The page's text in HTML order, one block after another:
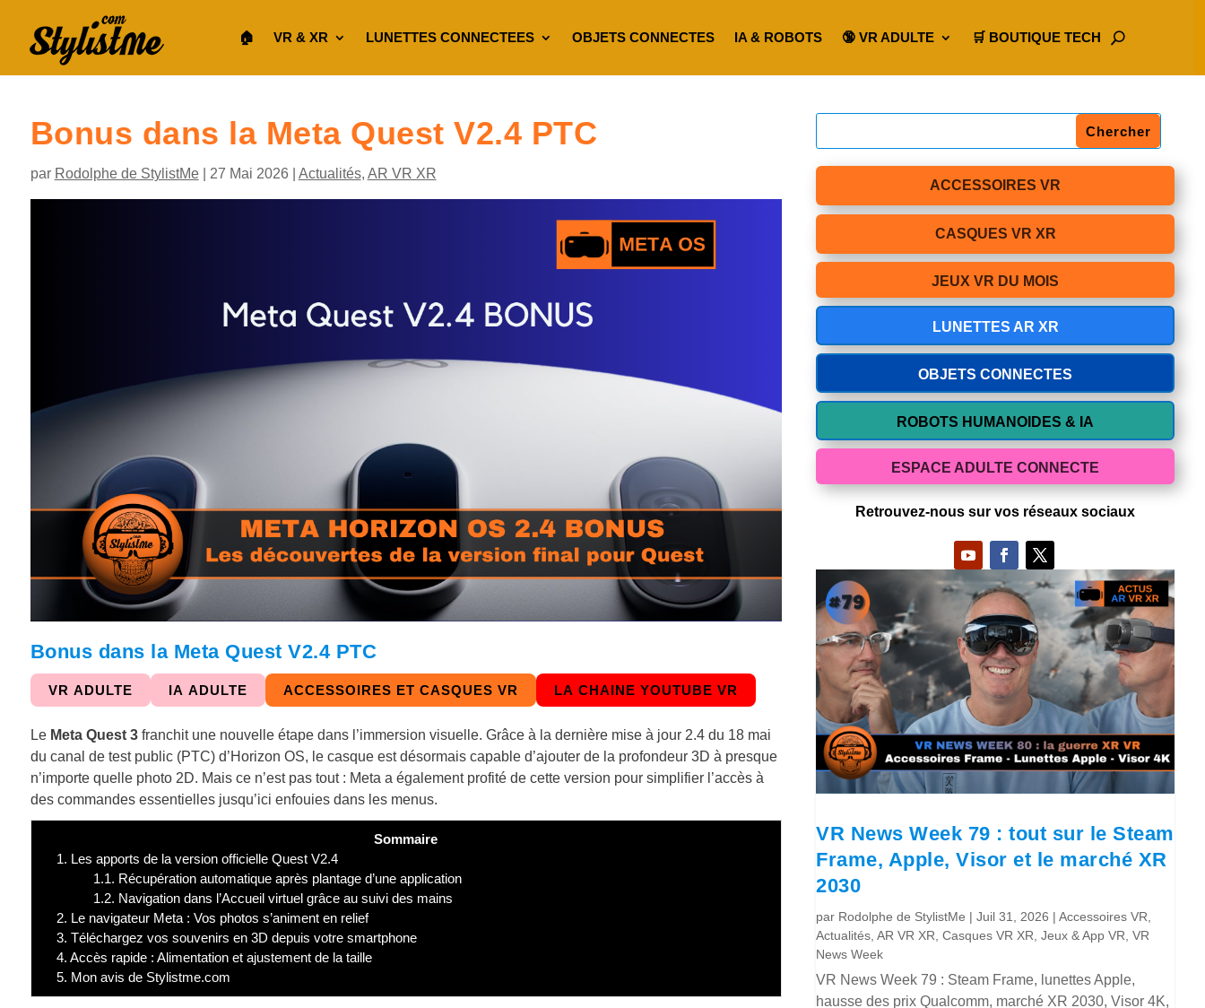
🏠︎ VR & XR LUNETTES CONNECTEES OBJETS CONNECTES IA & ROBOTS 🔞 VR ADULTE 🛒 BOUTIQUE TECH
Bonus dans la Meta Quest V2.4 PTC
par Rodolphe de StylistMe| 27 Mai 2026 Actualités, AR VR XR
Bonus dans la Meta Quest V2.4 PTC
VR ADULTE IA ADULTE ACCESSOIRES ET CASQUES VR LA CHAINE YOUTUBE VR
Le Meta Quest 3franchit une nouvelle étape dans l’immersion visuelle. Grâce à la dernière mise à jour 2.4 du 18 mai
du canal de test public (PTC) d’Horizon OS, le casque est désormais capable d’ajouter de la profondeur 3D à presque
n’importe quelle photo 2D. Mais ce n’est pas tout : Meta a également profité de cette version pour simplifier l’accès à
des commandes essentielles jusqu’ici enfouies dans les menus.
Sommaire
1. Les apports de la version officielle Quest V2.4
1.1. Récupération automatique après plantage d’une application
1.2. Navigation dans l’Accueil virtuel grâce au suivi des mains
2. Le navigateur Meta : Vos photos s’animent en relief
3. Téléchargez vos souvenirs en 3D depuis votre smartphone
4. Accès rapide : Alimentation et ajustement de la taille
5. Mon avis de Stylistme.com
ACCESSOIRES VR
CASQUES VR XR
JEUX VR DU MOIS
LUNETTES AR XR
OBJETS CONNECTES
ROBOTS HUMANOIDES & IA
ESPACE ADULTE CONNECTE
Retrouvez-nous sur vos réseaux sociaux
VR News Week 79 : tout sur le Steam
Frame, Apple, Visor et le marché XR
2030
par Rodolphe de StylistMe |Juil 31, 2026 |Accessoires VR
Actualités ,AR VR XR ,Casques VR XR ,Jeux & App VR ,VR
News Week
VR News Week 79 : Steam Frame, lunettes Apple,
hausse des prix Qualcomm, marché XR 2030, Visor 4K,